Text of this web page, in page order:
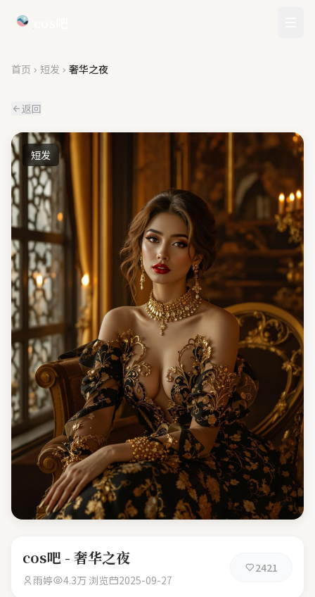
首页 短发 奢华之夜
返回
短发
cos吧 - 奢华之夜
雨婷 4.3万 浏览 2025-09-27
2421